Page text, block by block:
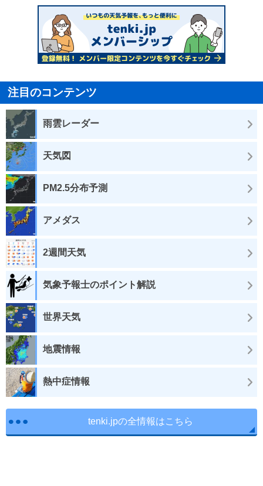
注目のコンテンツ
雨雲レーダー
天気図
PM2.5分布予測
アメダス
2週間天気
気象予報士のポイント解説
世界天気
地震情報
熱中症情報
tenki.jpの全情報はこちら